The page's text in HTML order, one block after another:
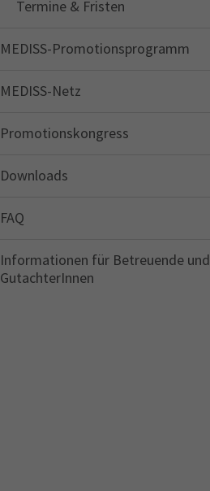
Termine & Fristen
MEDISS-Promotionsprogramm
MEDISS-Netz
Promotionskongress
Downloads
FAQ
Informationen für Betreuende und
GutachterInnen